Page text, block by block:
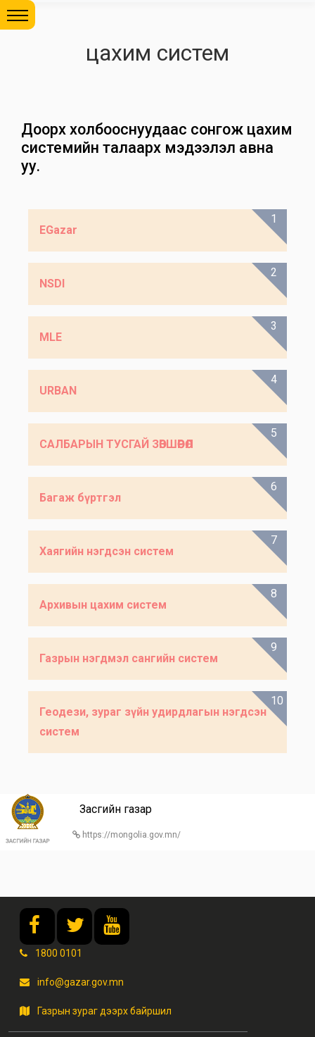
цахим систем
Доорх холбооснуудаас сонгож цахим
системийн талаарх мэдээлэл авна
уу.
EGazar
1
NSDI
2
MLE
3
URBAN
4
САЛБАРЫН ТУСГАЙ ЗӨВШӨӨРӨЛ
5
Багаж бүртгэл
6
Хаягийн нэгдсэн систем
7
Архивын цахим систем
8
Газрын нэгдмэл сангийн систем
9
Геодези, зураг зүйн удирдлагын нэгдсэн
систем
10
Засгийн газар
https://mongolia.gov.mn/
1800 0101
info@gazar.gov.mn
Газрын зураг дээрх байршил